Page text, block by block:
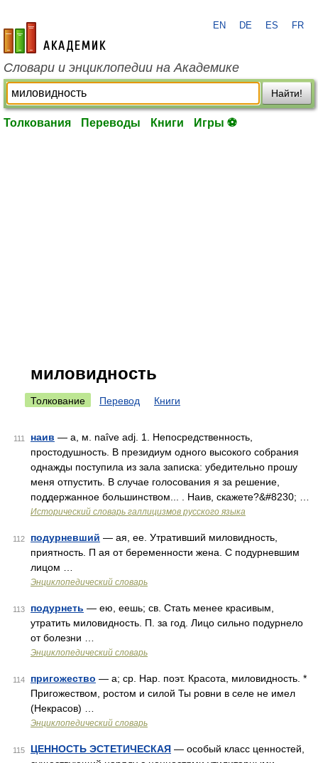
academic.ru
EN DE ES FR
Словари и энциклопедии на Академике
Найти!
Толкования Переводы Книги Игры ⚽
миловидность
Толкование Перевод Книги
111 наив — а, м. naîve adj. 1. Непосредственность,
простодушность. В президиум одного высокого собрания
однажды поступила из зала записка: убедительно прошу
меня отпустить. В случае голосования я за решение,
поддержанное большинством... . Наив, скажете?&#8230; …
Исторический словарь галлицизмов русского языка
112 подурневший — ая, ее. Утративший миловидность,
приятность. П ая от беременности жена. С подурневшим
лицом …
Энциклопедический словарь
113 подурнеть — ею, еешь; св. Стать менее красивым,
утратить миловидность. П. за год. Лицо сильно подурнело
от болезни …
Энциклопедический словарь
114 пригожество — а; ср. Нар. поэт. Красота, миловидность. *
Пригожеством, ростом и силой Ты ровни в селе не имел
(Некрасов) …
Энциклопедический словарь
115 ЦЕННОСТЬ ЭСТЕТИЧЕСКАЯ — особый класс ценностей,